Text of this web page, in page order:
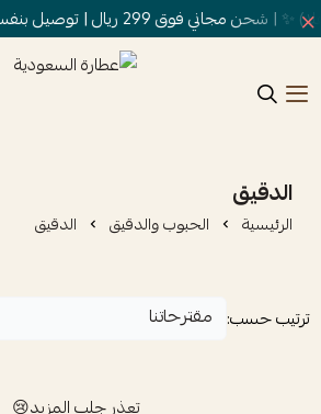
ريال | توصيل بنفس اليوم داخل جدة 🚚
الدقيق
الرئيسية الحبوب والدقيق الدقيق
ترتيب حسب:
تعذر جلب المزيد😢